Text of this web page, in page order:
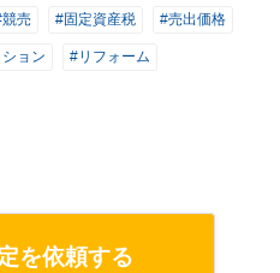
売 #固定資産税 #売出価格
ョン #リフォーム
を依頼する